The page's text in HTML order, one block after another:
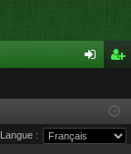
cri
pti
Langue :